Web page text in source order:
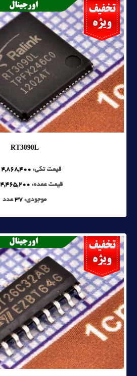
RT3090L
قیمت تکی: 4,868,400
قیمت عمده: 4,465,200
موجودی: 37عدد